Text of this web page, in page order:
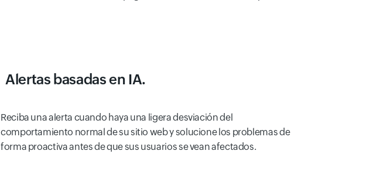
Alertas basadas en IA.
Reciba una alerta cuando haya una ligera desviación del
comportamiento normal de su sitio web y solucione los problemas de
forma proactiva antes de que sus usuarios se vean afectados.